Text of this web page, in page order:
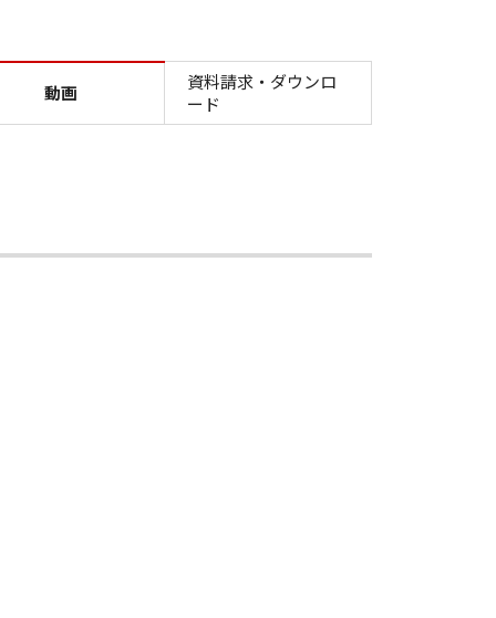
動画
資料請求・ダウンロ
ード